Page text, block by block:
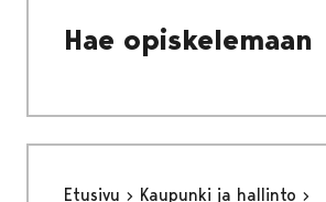
Hae opiskelemaan
Etusivu
Kaupunki ja hallinto